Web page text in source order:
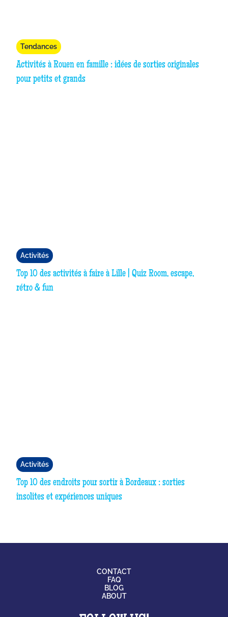
Tendances
Activités à Rouen en famille : idées de sorties originales
pour petits et grands
Activités
Top 10 des activités à faire à Lille | Quiz Room, escape,
rétro & fun
Activités
Top 10 des endroits pour sortir à Bordeaux : sorties
insolites et expériences uniques
CONTACT
FAQ
BLOG
ABOUT